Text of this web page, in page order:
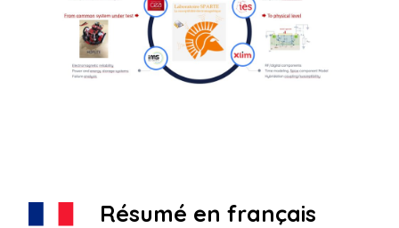
Résumé en français